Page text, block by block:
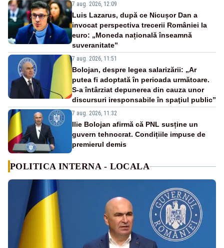
7 aug. 2026, 12:09
Luis Lazarus, după ce Nicușor Dan a
invocat perspectiva trecerii României la
euro: „Moneda națională înseamnă
suveranitate”
7 aug. 2026, 11:51
Bolojan, despre legea salarizării: „Ar
putea fi adoptată în perioada următoare.
S-a întârziat depunerea din cauza unor
discursuri iresponsabile în spaţiul public”
7 aug. 2026, 11:32
Ilie Bolojan afirmă că PNL susține un
guvern tehnocrat. Condițiile impuse de
premierul demis
POLITICA INTERNA - LOCALA